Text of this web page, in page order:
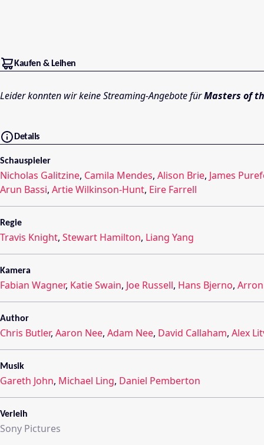
Kaufen & Leihen
Leider konnten wir keine Streaming-Angebote fürMasters of
Details
Schauspieler
Nicholas Galitzine, Camila Mendes, Alison Brie, James
Arun Bassi, Artie Wilkinson-Hunt, Eire Farrell
Regie
Travis Knight, Stewart Hamilton, Liang Yang
Kamera
Fabian Wagner, Katie Swain, Joe Russell, Hans Bjerno,
Author
Chris Butler, Aaron Nee, Adam Nee, David Callaham, Alex
Musik
Gareth John, Michael Ling, Daniel Pemberton
Verleih
Sony Pictures